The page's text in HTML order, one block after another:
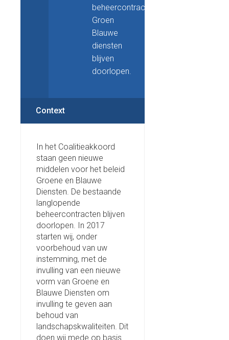
beheercontracten
Groen
Blauwe
diensten
blijven
doorlopen.
Context
In het Coalitieakkoord
staan geen nieuwe
middelen voor het beleid
Groene en Blauwe
Diensten. De bestaande
langlopende
beheercontracten blijven
doorlopen. In 2017
starten wij, onder
voorbehoud van uw
instemming, met de
invulling van een nieuwe
vorm van Groene en
Blauwe Diensten om
invulling te geven aan
behoud van
landschapskwaliteiten. Dit
doen wij mede op basis